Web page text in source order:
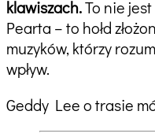
klawiszach.To nie
Pearta – to hołd
muzyków, którzy
wpływ.
Geddy Lee o trasie